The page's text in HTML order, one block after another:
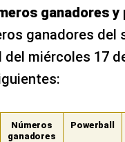
ganadores y
ganadores del
del miércoles 17
Números
ganadores
Powerball